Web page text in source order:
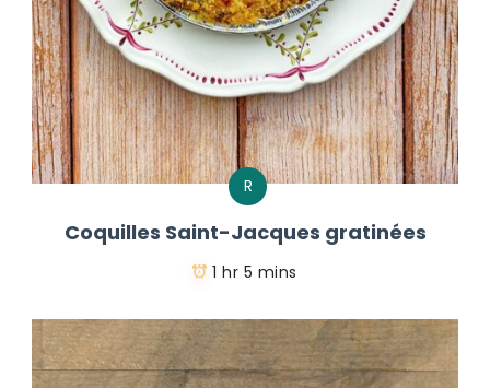
R
Coquilles Saint-Jacques gratinées
1 hr 5 mins